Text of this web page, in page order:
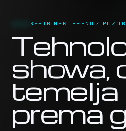
SESTRINSKI BREND /
showa,
temelja
prema